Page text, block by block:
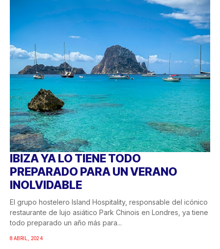
IBIZA YA LO TIENE TODO
PREPARADO PARA UN VERANO
INOLVIDABLE
El grupo hostelero Island Hospitality, responsable del icónico
restaurante de lujo asiático Park Chinois en Londres, ya tiene
todo preparado un año más para...
8 ABRIL, 2024